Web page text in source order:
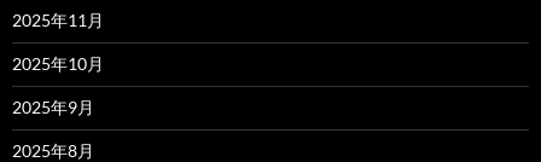
2025年11月
2025年10月
2025年9月
2025年8月